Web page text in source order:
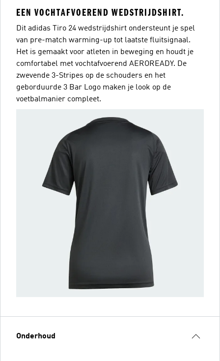
EEN VOCHTAFVOEREND WEDSTRIJDSHIRT.
Dit adidas Tiro 24 wedstrijdshirt ondersteunt je spel
van pre-match warming-up tot laatste fluitsignaal.
Het is gemaakt voor atleten in beweging en houdt je
comfortabel met vochtafvoerend AEROREADY. De
zwevende 3-Stripes op de schouders en het
geborduurde 3 Bar Logo maken je look op de
voetbalmanier compleet.
Onderhoud